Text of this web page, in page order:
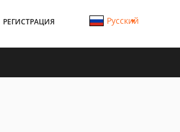
РЕГИСТРАЦИЯ Русский